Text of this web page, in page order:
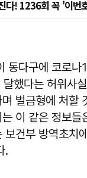
동다구에 코로나
했다는 허위사
벌금형에 처할
이 같은 정보들
보건부 방역초치
.